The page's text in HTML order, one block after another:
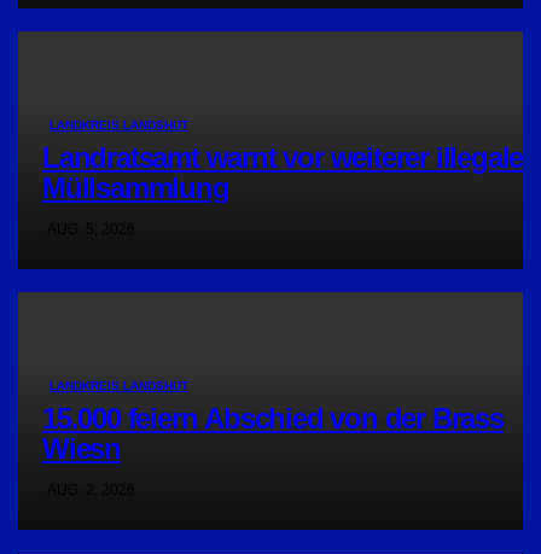
LANDKREIS LANDSHUT
Landratsamt warnt vor weiterer illegaler
Müllsammlung
LANDKREIS LANDSHUT
15.000 feiern Abschied von der Brass
Wiesn